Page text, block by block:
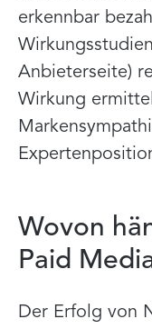
erkennbar
Anbieterseite)
Wirkung
Wovon
Paid
Der Erfolg von